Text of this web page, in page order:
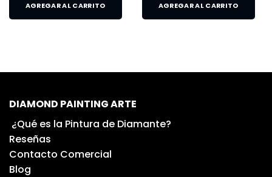
AGREGAR AL CARRITO AGREGAR AL CARRITO
DIAMOND PAINTING ARTE
¿Qué es la Pintura de Diamante?
Reseñas
Contacto Comercial
Blog